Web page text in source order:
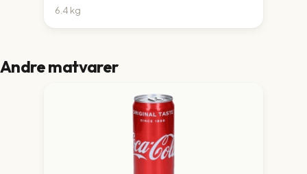
6.4 kg
Andre matvarer